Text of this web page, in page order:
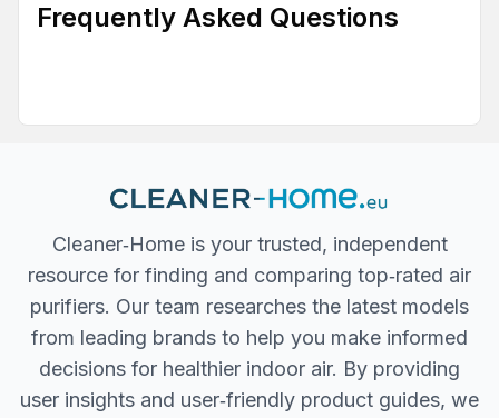
Frequently Asked Questions
Cleaner‐Home is your trusted, independent
resource for finding and comparing top‐rated air
purifiers. Our team researches the latest models
from leading brands to help you make informed
decisions for healthier indoor air. By providing
user insights and user‐friendly product guides, we